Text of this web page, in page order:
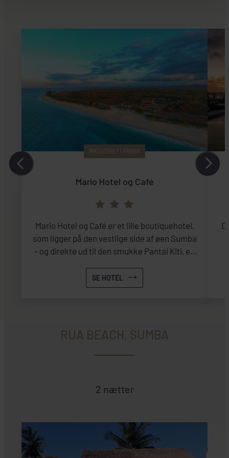
INKLUDERET I PRISEN
Mario Hotel og Café
Mario Hotel og Café er et lille boutiquehotel,
som ligger på den vestlige side af øen Sumba
- og direkte ud til den smukke Pantai Kiti, en
pulversand.
SE HOTEL
RUA BEACH, SUMBA
2 nætter